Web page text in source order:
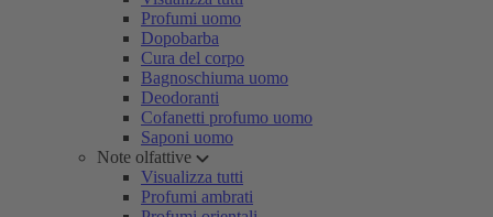
Profumi uomo
Dopobarba
Cura del corpo
Bagnoschiuma uomo
Deodoranti
Cofanetti profumo uomo
Saponi uomo
Note olfattive
Visualizza tutti
Profumi ambrati